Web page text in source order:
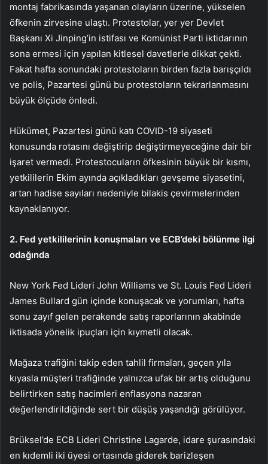
montaj fabrikasında yaşanan olayların üzerine, yükselen
öfkenin zirvesine ulaştı. Protestolar, yer yer Devlet
Başkanı Xi Jinping’in istifası ve Komünist Parti iktidarının
sona ermesi için yapılan kitlesel davetlerle dikkat çekti.
Fakat hafta sonundaki protestoların birden fazla barışçıldı
ve polis, Pazartesi günü bu protestoların tekrarlanmasını
büyük ölçüde önledi.
Hükümet, Pazartesi günü katı COVID-19 siyaseti
konusunda rotasını değiştirip değiştirmeyeceğine dair bir
işaret vermedi. Protestocuların öfkesinin büyük bir kısmı,
yetkililerin Ekim ayında açıkladıkları gevşeme siyasetini,
artan hadise sayıları nedeniyle bilakis çevirmelerinden
kaynaklanıyor.
2. Fed yetkililerinin konuşmaları ve ECB’deki bölünme ilgi
odağında
New York Fed Lideri John Williams ve St. Louis Fed Lideri
James Bullard gün içinde konuşacak ve yorumları, hafta
sonu zayıf gelen perakende satış raporlarının akabinde
iktisada yönelik ipuçları için kıymetli olacak.
Mağaza trafiğini takip eden tahlil firmaları, geçen yıla
kıyasla müşteri trafiğinde yalnızca ufak bir artış olduğunu
belirtirken satış hacimleri enflasyona nazaran
değerlendirildiğinde sert bir düşüş yaşandığı görülüyor.
Brüksel’de ECB Lideri Christine Lagarde, idare şurasındaki
en kıdemli iki üyesi ortasında giderek barizleşen